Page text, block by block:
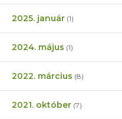
2025. január (1)
2024. május (1)
2022. március (8)
2021. október (7)